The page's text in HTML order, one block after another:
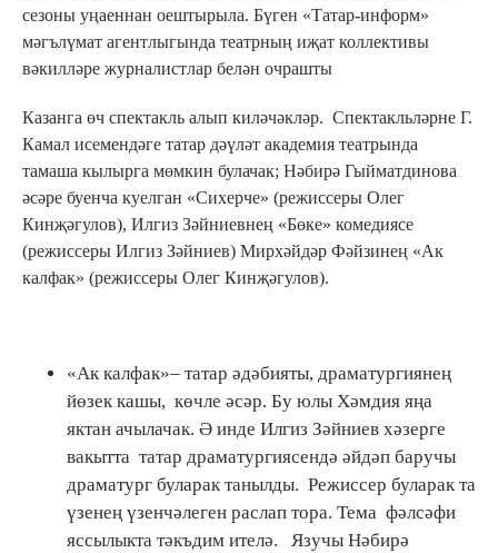
сезоны уңаеннан оештырыла. Бүген «Татар-информ»
мәгълүмат агентлыгында театрның иҗат коллективы
вәкилләре журналистлар белән очрашты
Казанга өч спектакль алып киләчәкләр. Спектакльләрне Г.
Камал исемендәге татар дәүләт академия театрында
тамаша кылырга мөмкин булачак; Нәбирә Гыйматдинова
әсәре буенча куелган «Сихерче» (режиссеры Олег
Кинҗәгулов), Илгиз Зәйниевнең «Бөке» комедиясе
(режиссеры Илгиз Зәйниев) Мирхәйдәр Фәйзинең «Ак
калфак» (режиссеры Олег Кинҗәгулов).
«Ак калфак»– татар әдәбияты, драматургиянең
йөзек кашы, көчле әсәр. Бу юлы Хәмдия яңа
яктан ачылачак. Ә инде Илгиз Зәйниев хәзерге
вакытта татар драматургиясендә әйдәп баручы
драматург буларак танылды. Режиссер буларак та
үзенең үзенчәлеген раслап тора. Тема фәлсәфи
яссылыкта тәкъдим ителә. Язучы Нәбирә